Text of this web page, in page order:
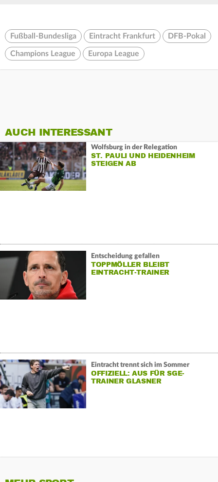
Fußball-Bundesliga Eintracht Frankfurt DFB-Pokal
Champions League Europa League
AUCH INTERESSANT
Wolfsburg in der Relegation
ST. PAULI UND HEIDENHEIM
STEIGEN AB
Entscheidung gefallen
TOPPMÖLLER BLEIBT
EINTRACHT-TRAINER
Eintracht trennt sich im Sommer
OFFIZIELL: AUS FÜR SGE-
TRAINER GLASNER